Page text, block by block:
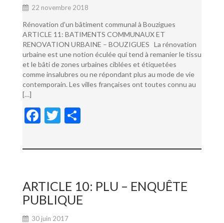
22 novembre 2018
Rénovation d’un bâtiment communal à Bouzigues
ARTICLE 11: BATIMENTS COMMUNAUX ET
RENOVATION URBAINE – BOUZIGUES La rénovation
urbaine est une notion éculée qui tend à remanier le tissu
et le bâti de zones urbaines ciblées et étiquetées
comme insalubres ou ne répondant plus au mode de vie
contemporain. Les villes françaises ont toutes connu au
[…]
F
e
o
o
k
T
itt ta
er
ARTICLE 10: PLU – ENQUÊTE
PUBLIQUE
30 juin 2017